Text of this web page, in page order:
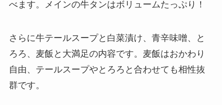
べます。メインの牛タンはボリュームたっぷり！
さらに牛テールスープと白菜漬け、青辛味噌、と
ろろ、麦飯と大満足の内容です。麦飯はおかわり
自由、テールスープやとろろと合わせても相性抜
群です。